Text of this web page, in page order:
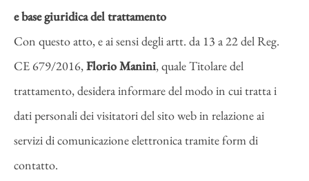
e base giuridica del trattamento
Con questo atto, e ai sensi degli artt. da 13 a 22 del Reg.
CE 679/2016,Florio Manini, quale Titolare del
trattamento, desidera informare del modo in cui tratta i
dati personali dei visitatori del sito web in relazione ai
servizi di comunicazione elettronica tramite form di
contatto.